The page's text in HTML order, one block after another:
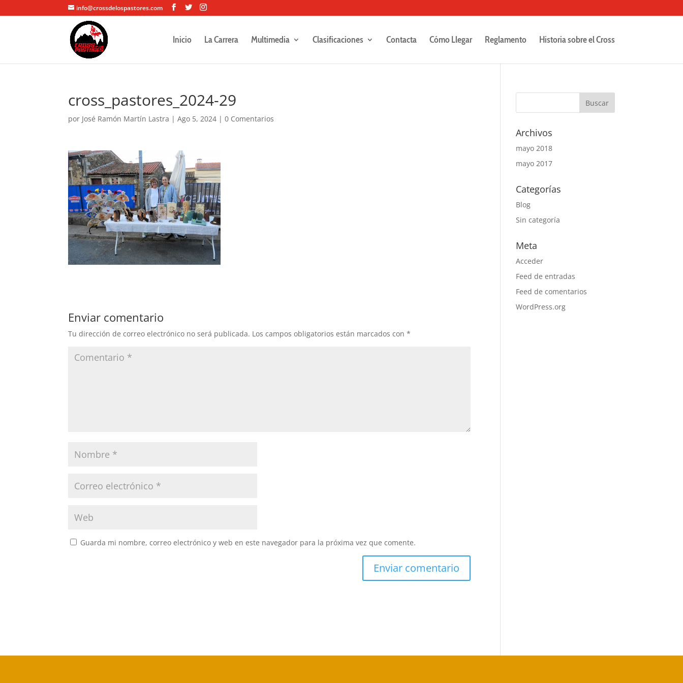
info@crossdelospastores.com
Inicio La Carrera Multimedia Clasificaciones Contacta Cómo Llegar Reglamento Historia sobre el Cross
cross_pastores_2024-29
por José Ramón Martín Lastra |Ago 5, 2024 |0 Comentarios
Enviar comentario
Tu dirección de correo electrónico no será publicada. Los campos obligatorios están marcados con*
Guarda mi nombre, correo electrónico y web en este navegador para la próxima vez que comente.
Archivos
mayo 2018
mayo 2017
Categorías
Blog
Sin categoría
Meta
Acceder
Feed de entradas
Feed de comentarios
WordPress.org